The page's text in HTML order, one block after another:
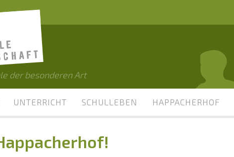
der besonderen Art
UNTERRICHT SCHULLEBEN HAPPACHERHOF